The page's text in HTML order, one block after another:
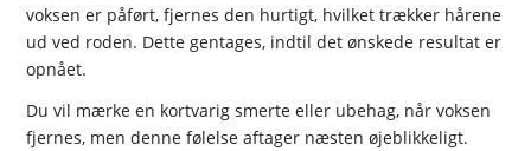
voksen er påført, fjernes den hurtigt, hvilket trækker hårene
ud ved roden. Dette gentages, indtil det ønskede resultat er
opnået.
Du vil mærke en kortvarig smerte eller ubehag, når voksen
fjernes, men denne følelse aftager næsten øjeblikkeligt.